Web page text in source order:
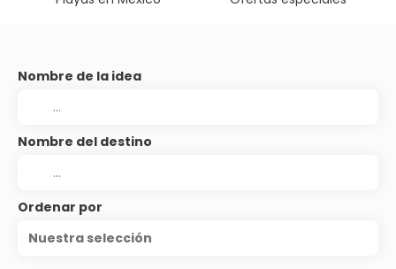
Nombre de la idea
Nombre del destino
Ordenar por
Nuestra selección